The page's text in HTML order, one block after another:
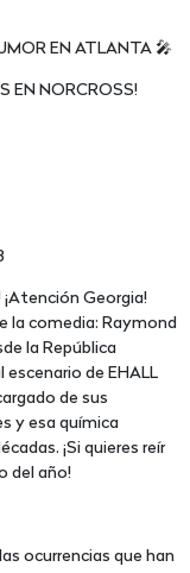
EN ATLANTA 🎤
EN NORCROSS!
Georgia!
la comedia: Raymond
la República
escenario de EHALL
de sus
y esa química
¡Si quieres reír
del año!
ocurrencias que han